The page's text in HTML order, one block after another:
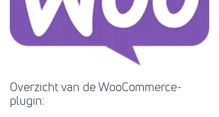
Overzicht van de WooCommerce-
plugin: